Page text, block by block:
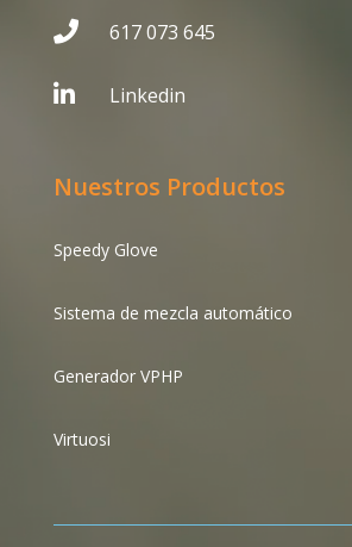
 617 073 645
 Linkedin
Nuestros Productos
Speedy Glove
Sistema de mezcla automático
Generador VPHP
Virtuosi